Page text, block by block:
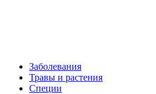
Заболевания
Травы и растения
Специи